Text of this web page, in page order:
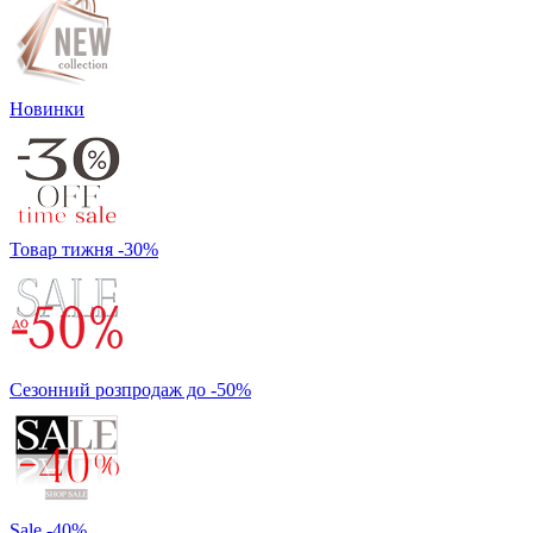
Новинки
Товар тижня -30%
Сезонний розпродаж до -50%